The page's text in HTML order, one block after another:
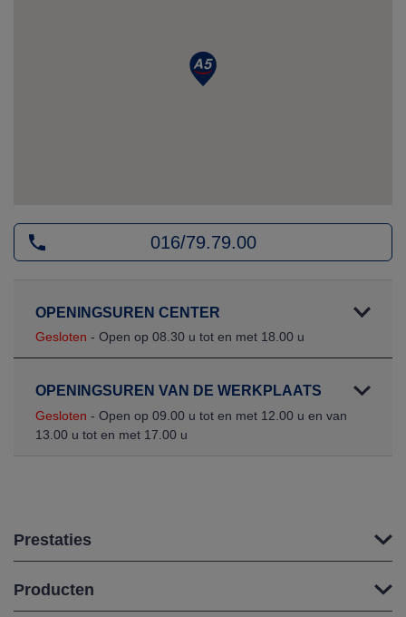
016/79.79.00
OPENINGSUREN CENTER
Gesloten - Open op 08.30 u tot en met 18.00 u
OPENINGSUREN VAN DE WERKPLAATS
Gesloten - Open op 09.00 u tot en met 12.00 u en van
13.00 u tot en met 17.00 u
Prestaties
Producten